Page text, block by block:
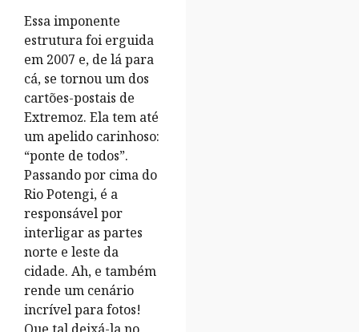
Essa imponente
estrutura foi erguida
em 2007 e, de lá para
cá, se tornou um dos
cartões-postais de
Extremoz. Ela tem até
um apelido carinhoso:
“ponte de todos”.
Passando por cima do
Rio Potengi, é a
responsável por
interligar as partes
norte e leste da
cidade. Ah, e também
rende um cenário
incrível para fotos!